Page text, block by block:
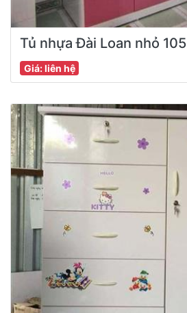
Tủ nhựa Đài Loan nhỏ 105
Giá: liên hệ